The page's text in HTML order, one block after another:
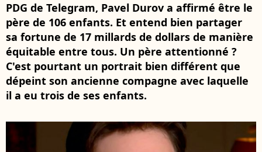
PDG de Telegram, Pavel Durov a affirmé être le
père de 106 enfants. Et entend bien partager
sa fortune de 17 millards de dollars de manière
équitable entre tous. Un père attentionné ?
C'est pourtant un portrait bien différent que
dépeint son ancienne compagne avec laquelle
il a eu trois de ses enfants.